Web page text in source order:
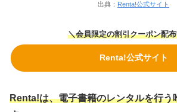
出典： Renta!公式サイト
＼会員限定の割引クーポン配
Renta!公式サイト
Renta!は、電子書籍のレンタルを行う